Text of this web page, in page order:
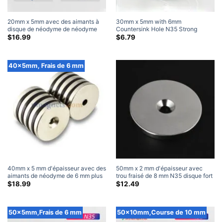
20mm x 5mm avec des aimants à
disque de néodyme de néodyme
compteur contre-joint (10 Paquet)
$16.99
30mm x 5mm with 6mm
Countersink Hole N35 Strong
Neodymium Rare Earth Disc
$6.79
40x5mm, Frais de 6 mm
40mm x 5 mm d'épaisseur avec des
aimants de néodyme de 6 mm plus
frais de 6 mm N35 (4 Paquet)
$18.99
50mm x 2 mm d'épaisseur avec
trou fraisé de 8 mm N35 disque fort
rond aimants fraisés aimant fraisé
$12.49
50x5mm,Frais de 6 mm 50x10mm,Course de 10 mm